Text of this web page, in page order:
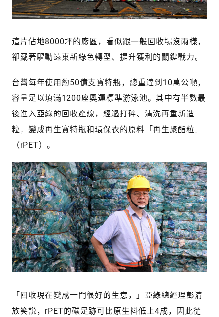
這片佔地8000坪的廠區，看似跟一般回收場沒兩樣，
卻藏著驅動遠東新綠色轉型、提升獲利的關鍵戰力。
台灣每年使用約50億支寶特瓶，總重達到10萬公噸，
容量足以填滿1200座奧運標準游泳池。其中有半數最
後進入亞綠的回收產線，經過打碎、清洗再重新造
粒，變成再生寶特瓶和環保衣的原料「再生聚酯粒」
（rPET）。
「回收現在變成一門很好的生意，」亞綠總經理彭清
族笑説，rPET的碳足跡可比原生料低上4成，因此從